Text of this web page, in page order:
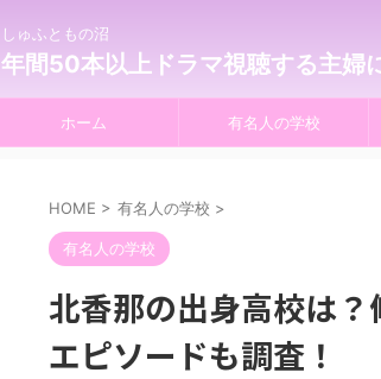
しゅふともの沼
年間50本以上ドラマ視聴する主婦
ホーム 有名人の学校
HOME > 有名人の学校 >
有名人の学校
北香那の出身高校は
エピソードも調査！